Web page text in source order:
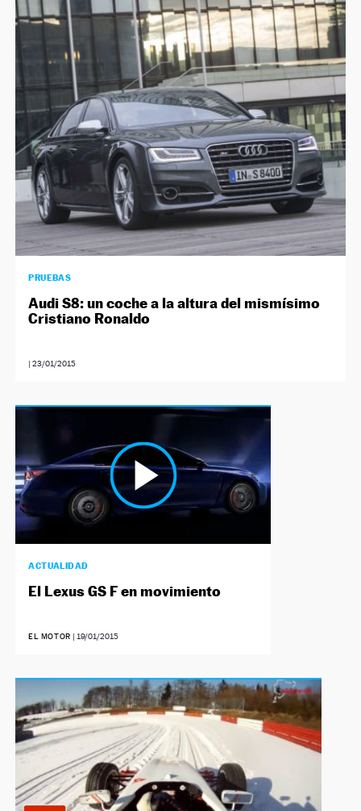
PRUEBAS
Audi S8: un coche a la altura del mismísimo
Cristiano Ronaldo
|23/01/2015
ACTUALIDAD
El Lexus GS F en movimiento
EL MOTOR | 19/01/2015